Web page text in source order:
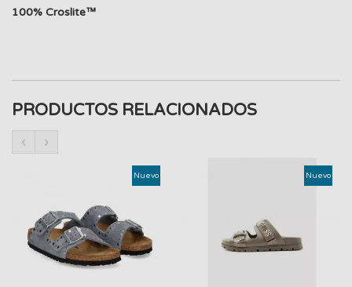
100% Croslite™
PRODUCTOS RELACIONADOS
‹ ›
Nuevo Nuevo